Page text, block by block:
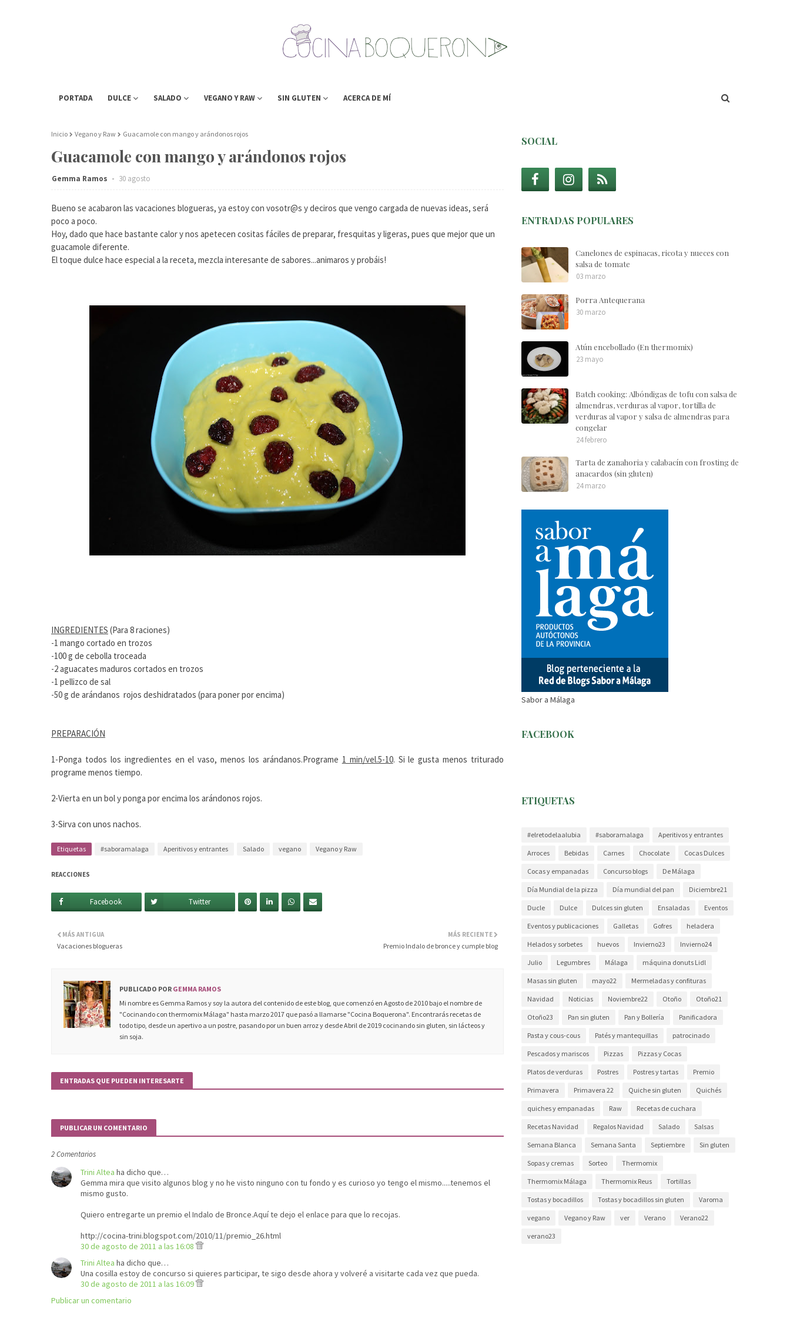
PORTADA DULCE SALADO VEGANO Y RAW SIN GLUTEN ACERCA DE MÍ
Inicio Vegano y Raw Guacamole con mango y arándonos rojos
Guacamole con mango y arándonos rojos
Gemma Ramos 30 agosto
Bueno se acabaron las vacaciones blogueras, ya estoy con vosotr@s y deciros que vengo cargada de nuevas ideas, será
poco a poco.
Hoy, dado que hace bastante calor y nos apetecen cositas fáciles de preparar, fresquitas y ligeras, pues que mejor que un
guacamole diferente.
El toque dulce hace especial a la receta, mezcla interesante de sabores...animaros y probáis!
INGREDIENTES (Para 8 raciones)
-1 mango cortado en trozos
-100 g de cebolla troceada
-2 aguacates maduros cortados en trozos
-1 pellizco de sal
-50 g de arándanos rojos deshidratados (para poner por encima)
PREPARACIÓN
1-Ponga todos los ingredientes en el vaso, menos los arándanos.Programe 1 min/vel.5-10. Si le gusta menos triturado
programe menos tiempo.
2-Vierta en un bol y ponga por encima los arándonos rojos.
3-Sirva con unos nachos.
Etiquetas #saboramalaga Aperitivos y entrantes Salado vegano Vegano y Raw
REACCIONES
Facebook Twitter
MÁS RECIENTE
Premio Indalo de bronce y cumple blog
MÁS ANTIGUA
Vacaciones blogueras
PUBLICADO POR GEMMA RAMOS
Mi nombre es Gemma Ramos y soy la autora del contenido de este blog, que comenzó en Agosto de 2010 bajo el nombre de
"Cocinando con thermomix Málaga" hasta marzo 2017 que pasó a llamarse "Cocina Boquerona". Encontrarás recetas de
todo tipo, desde un apertivo a un postre, pasando por un buen arroz y desde Abril de 2019 cocinando sin gluten, sin lácteos y
sin soja.
ENTRADAS QUE PUEDEN INTERESARTE
PUBLICAR UN COMENTARIO
2 Comentarios
Trini Altea ha dicho que…
Gemma mira que visito algunos blog y no he visto ninguno con tu fondo y es curioso yo tengo el mismo.....tenemos el
mismo gusto.
Quiero entregarte un premio el Indalo de Bronce.Aquí te dejo el enlace para que lo recojas.
http://cocina-trini.blogspot.com/2010/11/premio_26.html
30 de agosto de 2011 a las 16:08
Trini Altea ha dicho que…
Una cosilla estoy de concurso si quieres participar, te sigo desde ahora y volveré a visitarte cada vez que pueda.
30 de agosto de 2011 a las 16:09
Publicar un comentario
SOCIAL
ENTRADAS POPULARES
Canelones de espinacas, ricota y nueces con
salsa de tomate
03 marzo
Porra Antequerana
30 marzo
Atún encebollado (En thermomix)
23 mayo
Batch cooking: Albóndigas de tofu con salsa de
almendras, verduras al vapor, tortilla de
verduras al vapor y salsa de almendras para
congelar
24 febrero
Tarta de zanahoria y calabacín con frosting de
anacardos (sin gluten)
24 marzo
Sabor a Málaga
FACEBOOK
ETIQUETAS
#elretodelaalubia #saboramalaga Aperitivos y entrantes
Arroces Bebidas Carnes Chocolate Cocas Dulces
Cocas y empanadas Concurso blogs De Málaga
Día Mundial de la pizza Día mundial del pan Diciembre21
Ducle Dulce Dulces sin gluten Ensaladas Eventos
Eventos y publicaciones Galletas Gofres heladera
Helados y sorbetes huevos Invierno23 Invierno24
Julio Legumbres Málaga máquina donuts Lidl
Masas sin gluten mayo22 Mermeladas y confituras
Navidad Noticias Noviembre22 Otoño Otoño21
Otoño23 Pan sin gluten Pan y Bollería Panificadora
Pasta y cous-cous Patés y mantequillas patrocinado
Pescados y mariscos Pizzas Pizzas y Cocas
Platos de verduras Postres Postres y tartas Premio
Primavera Primavera 22 Quiche sin gluten Quichés
quiches y empanadas Raw Recetas de cuchara
Recetas Navidad Regalos Navidad Salado Salsas
Semana Blanca Semana Santa Septiembre Sin gluten
Sopas y cremas Sorteo Thermomix
Thermomix Málaga Thermomix Reus Tortillas
Tostas y bocadillos Tostas y bocadillos sin gluten Varoma
vegano Vegano y Raw ver Verano Verano22
verano23